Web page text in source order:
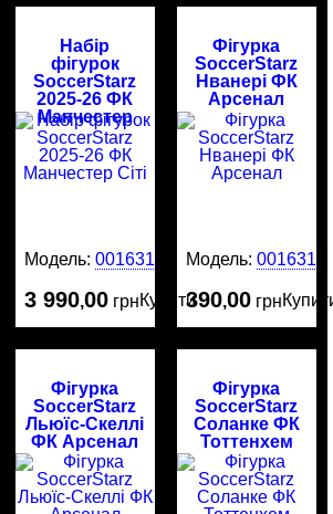
Набір
фігурок
SoccerStarz
2025-26 ФК
Манчестер
Сіті
Модель:0016316
3 990,00 грнКупити
Фігурка
SoccerStarz
Нванері ФК
Арсенал
Модель: 0016314
390,00 грн
Фігурка
SoccerStarz
Льюїс-Скеллі
ФК Арсенал
Фігурка
SoccerStarz
Соланке ФК
Тоттенхем